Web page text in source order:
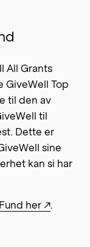
All Grants
GiveWell Top
til den av
til
Dette er
sine
kan si har
her ↗.